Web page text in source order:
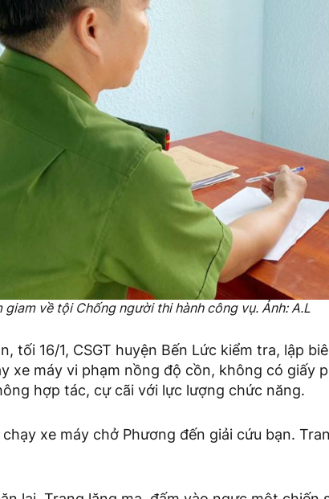
giam về tội Chống người thi hành công vụ. Ảnh: A.L
tối 16/1, CSGT huyện Bến Lức kiểm tra, lập
xe máy vi phạm nồng độ cồn, không có giấy
hợp tác, cự cãi với lực lượng chức năng.
xe máy chở Phương đến giải cứu bạn.